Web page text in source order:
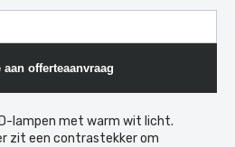
aan offerteaanvraag
lampen met warm wit licht.
zit een contrastekker om